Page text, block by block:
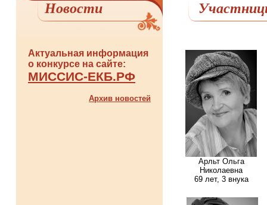
Новости
Актуальная информация
о конкурсе на сайте:
МИССИС-ЕКБ.РФ
Архив новостей
Арльт Ольга
Николаевна
69 лет, 3 внука